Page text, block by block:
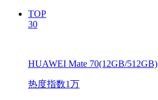
TOP
30
HUAWEI Mate 70(12GB/512GB)
热度指数1万